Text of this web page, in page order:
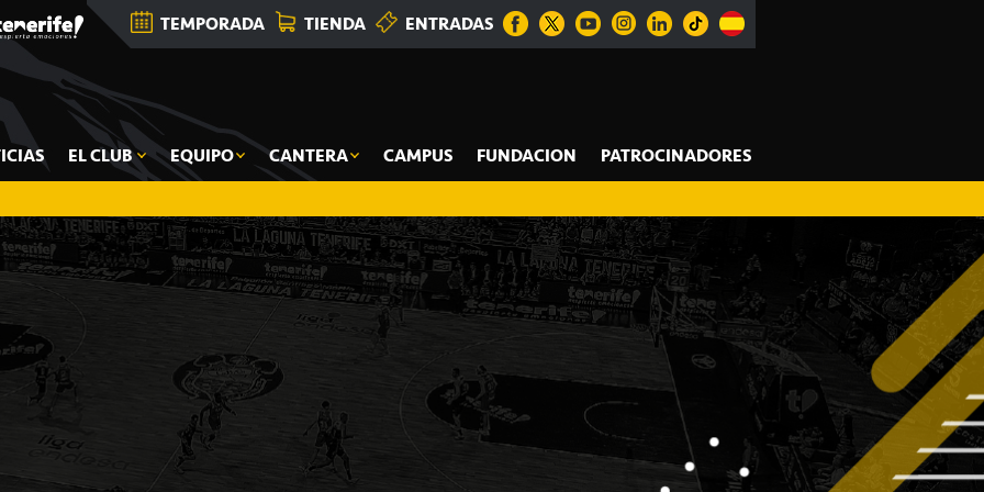
TEMPORADA TIENDA ENTRADAS
EL CLUB EQUIPO CANTERA CAMPUS FUNDACION PATROCINADORES